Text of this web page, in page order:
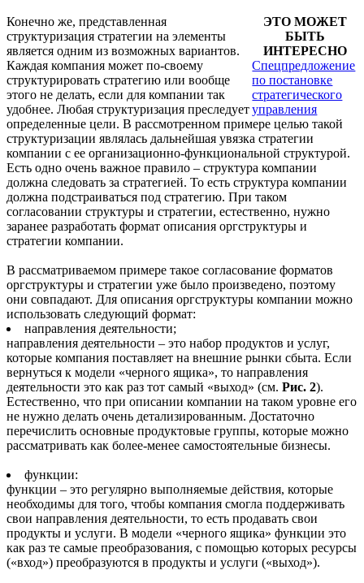
ЭТО МОЖЕТ
БЫТЬ
ИНТЕРЕСНО
Спецпредложение
по постановке
стратегического
управления
Конечно же, представленная
структуризация стратегии на элементы
является одним из возможных вариантов.
Каждая компания может по-своему
структурировать стратегию или вообще
этого не делать, если для компании так
удобнее. Любая структуризация преследует
определенные цели. В рассмотренном примере целью такой
структуризации являлась дальнейшая увязка стратегии
компании с ее организационно-функциональной структурой.
Есть одно очень важное правило – структура компании
должна следовать за стратегией. То есть структура компании
должна подстраиваться под стратегию. При таком
согласовании структуры и стратегии, естественно, нужно
заранее разработать формат описания оргструктуры и
стратегии компании.
В рассматриваемом примере такое согласование форматов
оргструктуры и стратегии уже было произведено, поэтому
они совпадают. Для описания оргструктуры компании можно
использовать следующий формат:
направления деятельности;
направления деятельности – это набор продуктов и услуг,
которые компания поставляет на внешние рынки сбыта. Если
вернуться к модели «черного ящика», то направления
деятельности это как раз тот самый «выход» (см. Рис. 2).
Естественно, что при описании компании на таком уровне его
не нужно делать очень детализированным. Достаточно
перечислить основные продуктовые группы, которые можно
рассматривать как более-менее самостоятельные бизнесы.
функции:
функции – это регулярно выполняемые действия, которые
необходимы для того, чтобы компания смогла поддерживать
свои направления деятельности, то есть продавать свои
продукты и услуги. В модели «черного ящика» функции это
как раз те самые преобразования, с помощью которых ресурсы
(«вход») преобразуются в продукты и услуги («выход»).